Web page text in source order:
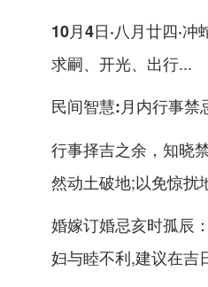
10月4日·八月廿四·冲
求嗣、开光、出行...
民间智慧:月内行事禁
行事择吉之余，知晓
然动土破地;以免惊扰
婚嫁订婚忌亥时孤辰
妇与睦不利,建议在吉